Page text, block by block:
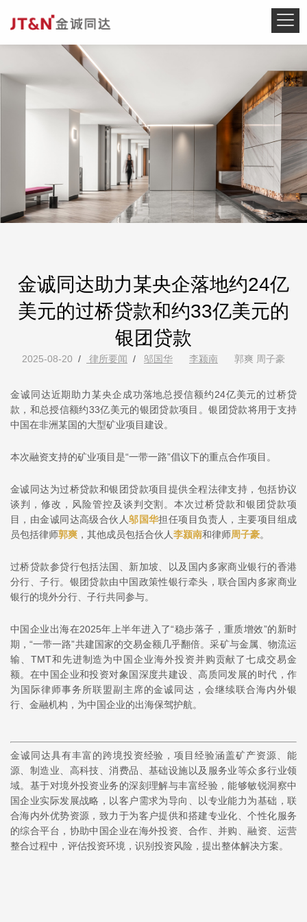
金诚同达助力某央企落地约24亿
美元的过桥贷款和约33亿美元的
银团贷款
2025-08-20 / 律所要闻 / 邬国华 李颍南 郭爽 周子豪
金诚同达近期助力某央企成功落地总授信额约24亿美元的过桥贷
款，和总授信额约33亿美元的银团贷款项目。银团贷款将用于支持
中国在非洲某国的大型矿业项目建设。
本次融资支持的矿业项目是“一带一路”倡议下的重点合作项目。
金诚同达为过桥贷款和银团贷款项目提供全程法律支持，包括协议
谈判，修改，风险管控及谈判交割。本次过桥贷款和银团贷款项
目，由金诚同达高级合伙人邬国华担任项目负责人，主要项目组成
员包括律师郭爽 ，其他成员包括合伙人李颍南和律师周子豪。
过桥贷款参贷行包括法国、新加坡、以及国内多家商业银行的香港
分行、子行。银团贷款由中国政策性银行牵头，联合国内多家商业
银行的境外分行、子行共同参与。
中国企业出海在2025年上半年进入了“稳步落子，重质增效”的新时
期，“一带一路”共建国家的交易金额几乎翻倍。采矿与金属、物流运
输、TMT和先进制造为中国企业海外投资并购贡献了七成交易金
额。在中国企业和投资对象国深度共建设、高质同发展的时代，作
为国际律师事务所联盟副主席的金诚同达，会继续联合海内外银
行、金融机构，为中国企业的出海保驾护航。
金诚同达具有丰富的跨境投资经验，项目经验涵盖矿产资源、能
源、制造业、高科技、消费品、基础设施以及服务业等众多行业领
域。基于对境外投资业务的深刻理解与丰富经验，能够敏锐洞察中
国企业实际发展战略，以客户需求为导向、以专业能力为基础，联
合海内外优势资源，致力于为客户提供和搭建专业化、个性化服务
的综合平台，协助中国企业在海外投资、合作、并购、融资、运营
整合过程中，评估投资环境，识别投资风险，提出整体解决方案。